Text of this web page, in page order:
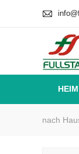

HEIM
nach